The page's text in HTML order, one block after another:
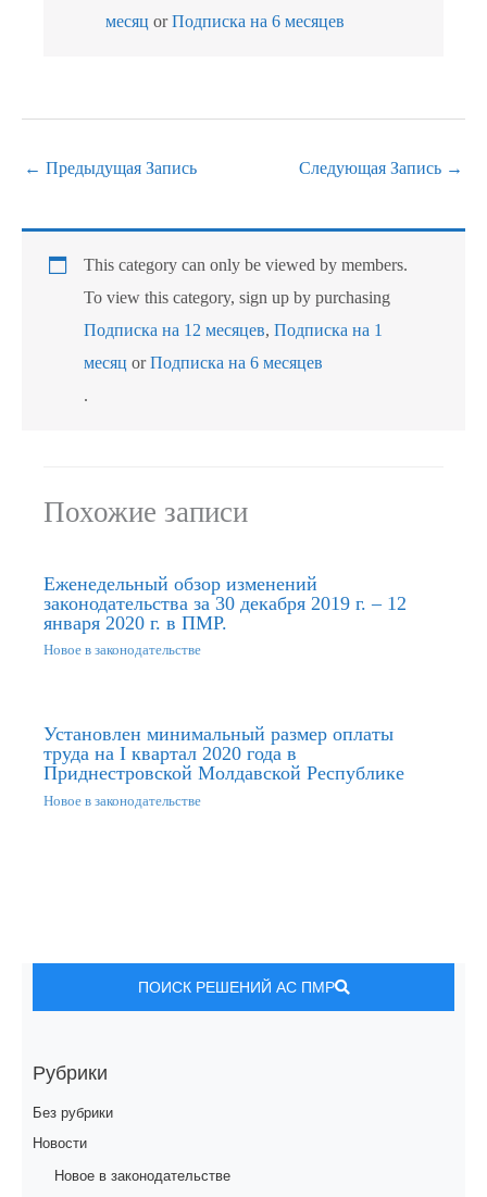
месяц orПодписка на 6 месяцев
← Предыдущая Запись Следующая Запись →
This category can only be viewed by members.
To view this category, sign up by purchasing
Подписка на 12 месяцев,Подписка на 1
месяц orПодписка на 6 месяцев
.
Похожие записи
Еженедельный обзор изменений
законодательства за 30 декабря 2019 г. – 12
января 2020 г. в ПМР.
Новое в законодательстве
Установлен минимальный размер оплаты
труда на I квартал 2020 года в
Приднестровской Молдавской Республике
Новое в законодательстве
ПОИСК РЕШЕНИЙ АС ПМР
Рубрики
Без рубрики
Новости
Новое в законодательстве